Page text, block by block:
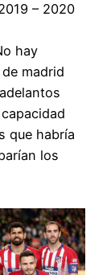
– 2020
hay
madrid
que habría
los